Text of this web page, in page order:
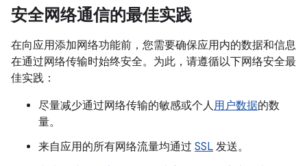
安全网络通信的最佳实践
在向应用添加网络功能前，您需要确保应用内的数据和信息
在通过网络传输时始终安全。为此，请遵循以下网络安全最
佳实践：
尽量减少通过网络传输的敏感或个人用户数据的数
量。
来自应用的所有网络流量均通过 SSL 发送。